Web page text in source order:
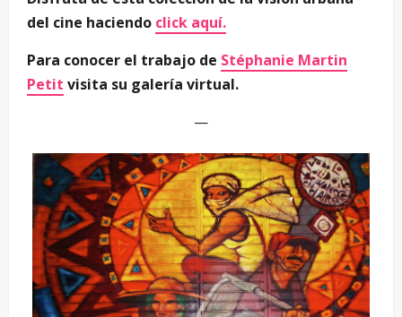
del cine haciendo click aquí.
Para conocer el trabajo de Stéphanie Martin
Petit visita su galería virtual.
—